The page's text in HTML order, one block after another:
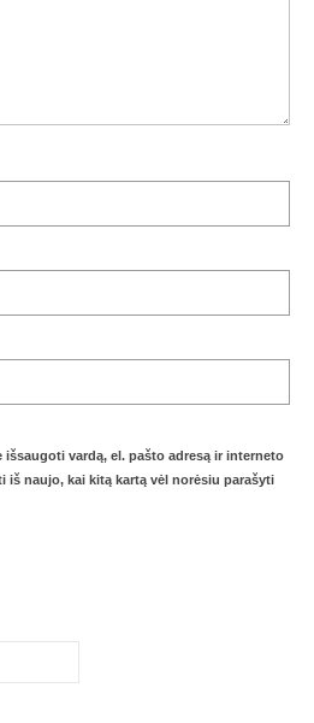
išsaugoti vardą, el. pašto adresą ir interneto
iš naujo, kai kitą kartą vėl norėsiu parašyti